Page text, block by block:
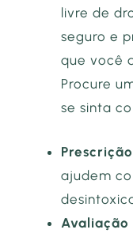
livre de
seguro e
que você
Procure
se sinta
Prescrição
ajudem